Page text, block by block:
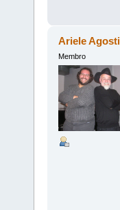
Ariele
Membro